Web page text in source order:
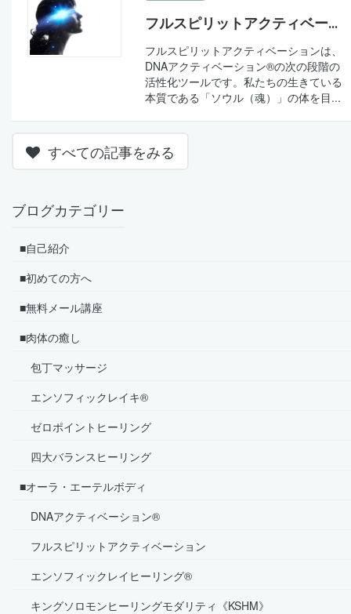
フルスピリットアクティベー...
フルスピリットアクティベーションは、
DNAアクティベーション®の次の段階の
活性化ツールです。私たちの生きている
本質である「ソウル（魂）」の体を目...
すべての記事をみる
ブログカテゴリー
■自己紹介
■初めての方へ
■無料メール講座
■肉体の癒し
包丁マッサージ
エンソフィックレイキ®
ゼロポイントヒーリング
四大バランスヒーリング
■オーラ・エーテルボディ
DNAアクティベーション®
フルスピリットアクティベーション
エンソフィックレイヒーリング®
キングソロモンヒーリングモダリティ《KSHM》